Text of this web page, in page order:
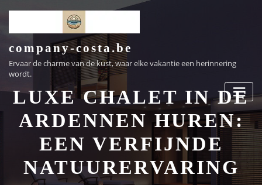
inhoud
company-costa.be
Ervaar de charme van de kust, waar elke vakantie een herinnering
wordt.
LUXE CHALET IN DE
ARDENNEN HUREN:
EEN VERFIJNDE
NATUURERVARING